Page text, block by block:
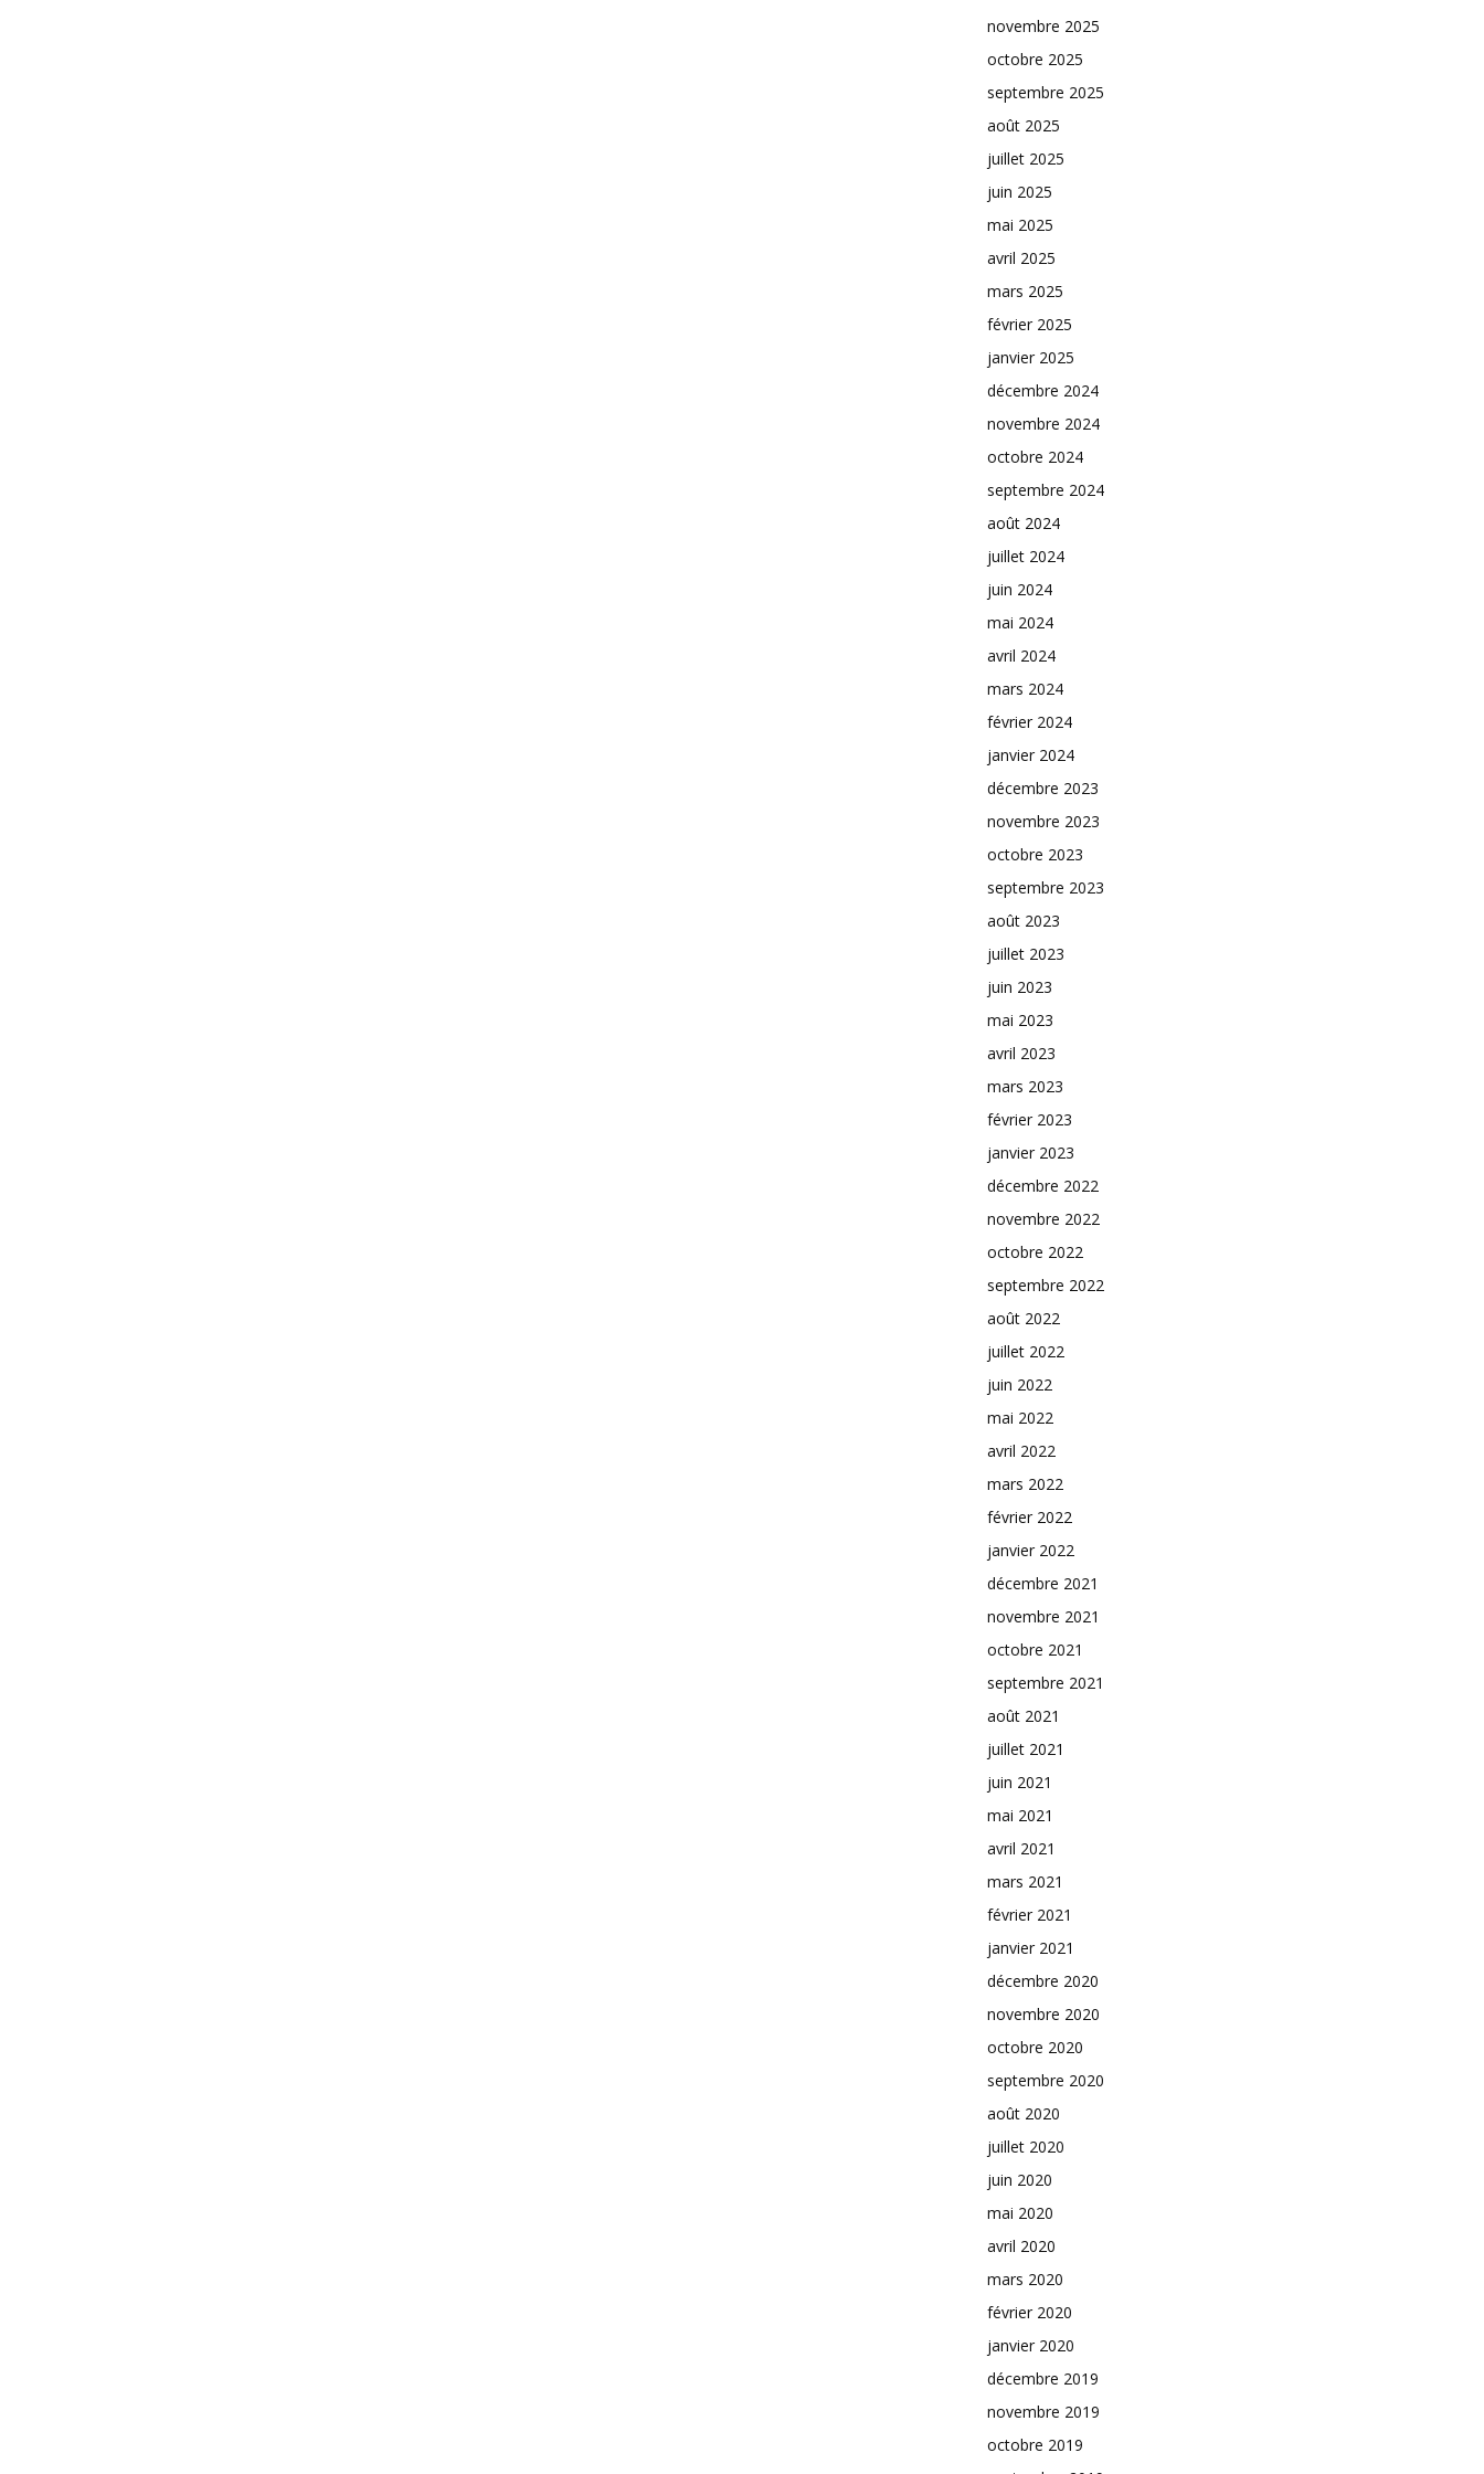
novembre 2025
octobre 2025
septembre 2025
août 2025
juillet 2025
juin 2025
mai 2025
avril 2025
mars 2025
février 2025
janvier 2025
décembre 2024
novembre 2024
octobre 2024
septembre 2024
août 2024
juillet 2024
juin 2024
mai 2024
avril 2024
mars 2024
février 2024
janvier 2024
décembre 2023
novembre 2023
octobre 2023
septembre 2023
août 2023
juillet 2023
juin 2023
mai 2023
avril 2023
mars 2023
février 2023
janvier 2023
décembre 2022
novembre 2022
octobre 2022
septembre 2022
août 2022
juillet 2022
juin 2022
mai 2022
avril 2022
mars 2022
février 2022
janvier 2022
décembre 2021
novembre 2021
octobre 2021
septembre 2021
août 2021
juillet 2021
juin 2021
mai 2021
avril 2021
mars 2021
février 2021
janvier 2021
décembre 2020
novembre 2020
octobre 2020
septembre 2020
août 2020
juillet 2020
juin 2020
mai 2020
avril 2020
mars 2020
février 2020
janvier 2020
décembre 2019
novembre 2019
octobre 2019